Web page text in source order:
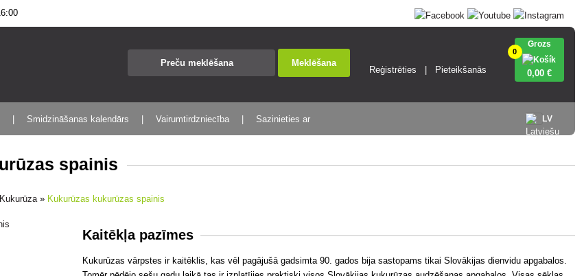
Meklēšana
Reģistrēties Pieteikšanās
0
Grozs
0,00 €
LV
Smidzināšanas kalendārs Vairumtirdzniecība Sazinieties ar
spainis
Kukurūza » Kukurūzas kukurūzas spainis
Kaitēkļa pazīmes
Kukurūzas vārpstes ir kaitēklis, kas vēl pagājušā gadsimta 90. gados bija sastopams tikai Slovākijas dienvidu apgabalos.